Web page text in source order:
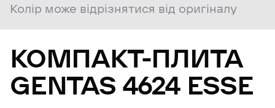
Колір може відрізнятися від оригіналу
КОМПАКТ-ПЛИТА
GENTAS 4624 ESSE